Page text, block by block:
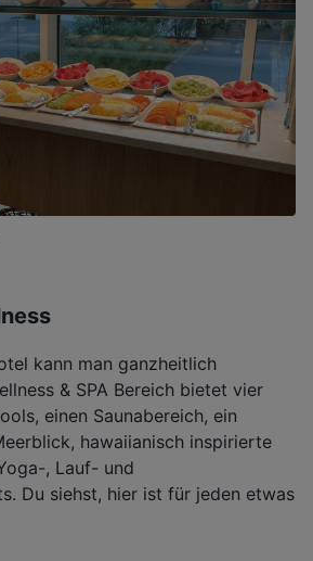
kann man ganzheitlich
& SPA Bereich bietet vier
einen Saunabereich, ein
hawaiianisch inspirierte
, Lauf- und
Du siehst, hier ist für jeden etwas